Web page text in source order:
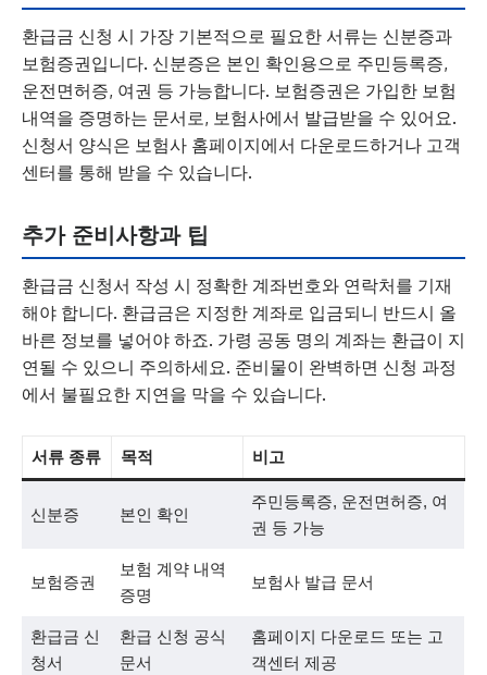
환급금 신청 시 가장 기본적으로 필요한 서류는 신분증과
보험증권입니다. 신분증은 본인 확인용으로 주민등록증,
운전면허증, 여권 등 가능합니다. 보험증권은 가입한 보험
내역을 증명하는 문서로, 보험사에서 발급받을 수 있어요.
신청서 양식은 보험사 홈페이지에서 다운로드하거나 고객
센터를 통해 받을 수 있습니다.
추가 준비사항과 팁
환급금 신청서 작성 시 정확한 계좌번호와 연락처를 기재
해야 합니다. 환급금은 지정한 계좌로 입금되니 반드시 올
바른 정보를 넣어야 하죠. 가령 공동 명의 계좌는 환급이 지
연될 수 있으니 주의하세요. 준비물이 완벽하면 신청 과정
에서 불필요한 지연을 막을 수 있습니다.
서류 종류 목적 비고
신분증 본인 확인
주민등록증, 운전면허증, 여
권 등 가능
보험증권
보험 계약 내역
증명
보험사 발급 문서
환급금 신
청서
환급 신청 공식
문서
홈페이지 다운로드 또는 고
객센터 제공